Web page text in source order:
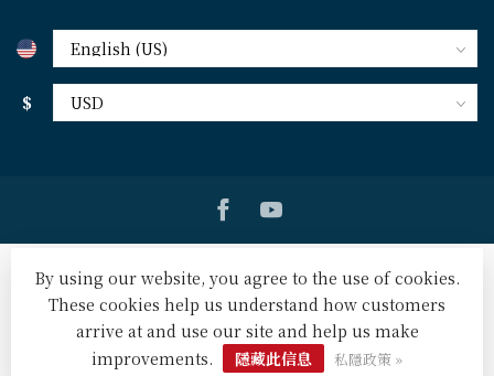
$
© Copyright 2026 天道北美網路書房 U.S. Tien Dao Books
Powered byLightspeed- Lightspeed designbyDyvelopment
By using our website, you agree to the use of cookies.
These cookies help us understand how customers
arrive at and use our site and help us make
improvements.
隱藏此信息 私隱政策 »